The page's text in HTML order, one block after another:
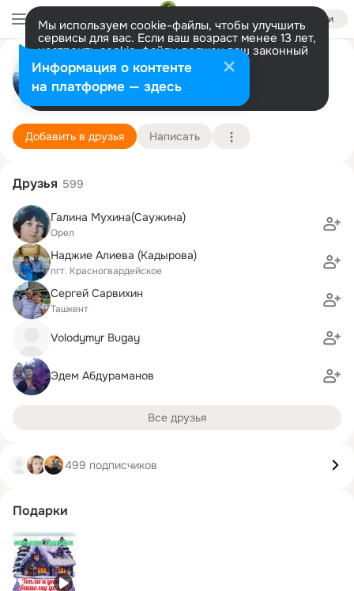
Войти
Мы используем cookie-файлы, чтобы улучшить
сервисы для вас. Если ваш возраст менее 13 лет,
настроить cookie-файлы должен ваш законный
представитель. Больше информации
Разрешить все Настроить
Рустем Рустемов
Ташкент
11 января (70 лет)
10 школа им. М.В. ЛомоносоваПодробнее
Добавить в друзья Написать
Друзья 599
Галина Мухина(Саужина)
Орел
Наджие Алиева (Кадырова)
пгт. Красногвардейское
Сергей Сарвихин
Ташкент
Volodymyr Bugay
Эдем Абдураманов
Все друзья
499 подписчиков
Подарки
Информация о контенте
на платформе — здесь